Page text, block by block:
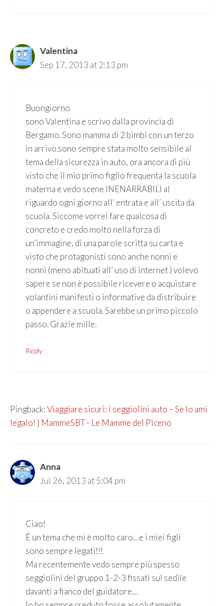
Valentina
Sep 17, 2013 at 2:13 pm
Buongiorno
sono Valentina e scrivo dalla provincia di
Bergamo. Sono mamma di 2 bimbi con un terzo
in arrivo.sono sempre stata molto sensibile al
tema della sicurezza in auto, ora ancora di più
visto che il mio primo figlio frequenta la scuola
materna e vedo scene INENARRABILI al
riguardo ogni giorno all’ entrata e all’ uscita da
scuola. Siccome vorrei fare qualcosa di
concreto e credo molto nella forza di
un’immagine, di una parole scritta su carta e
visto che protagonisti sono anche nonni e
nonni (meno abituati all’ uso di internet ) volevo
sapere se non è possibile ricevere o acquistare
volantini manifesti o informative da distribuire
o appendere a scuola. Sarebbe un primo piccolo
passo. Grazie mille.
Reply
Pingback:Viaggiare sicuri: i seggiolini auto – Se lo ami
legalo! | MammeSBT - Le Mamme del Piceno
Anna
Jul 26, 2013 at 5:04 pm
Ciao!
È un tema che mi è molto caro…e i miei figli
sono sempre legati!!!
Ma recentemente vedo sempre più spesso
seggiolini del gruppo 1-2-3 fissati sul sedile
davanti a fianco del guidatore…